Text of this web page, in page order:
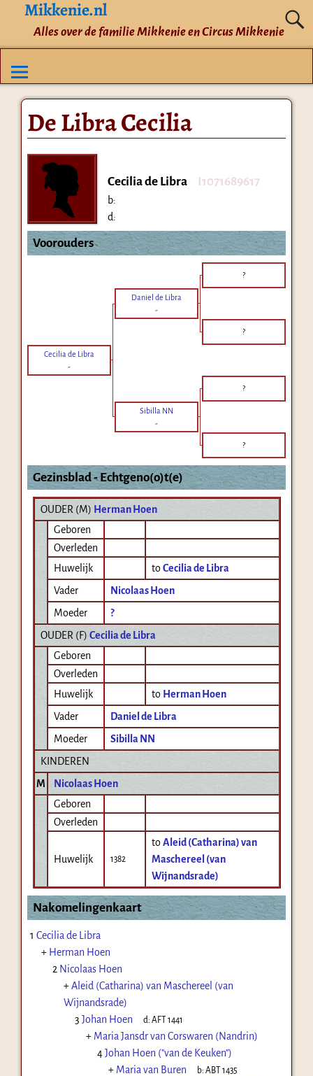
Mikkenie.nl
Alles over de familie Mikkenie en Circus Mikkenie
De Libra Cecilia
Cecilia de Libra I1071689617
b:
d:
Voorouders
?
Daniel de Libra
-
?
Cecilia de Libra
-
?
Sibilla NN
-
?
Gezinsblad - Echtgeno(o)t(e)
OUDER (M) Herman Hoen
Geboren
Overleden
Huwelijk
toCecilia de Libra
Vader
Nicolaas Hoen
Moeder
?
OUDER (F) Cecilia de Libra
Geboren
Overleden
Huwelijk
to Herman Hoen
Vader
Daniel de Libra
Moeder
Sibilla NN
KINDEREN
M
Nicolaas Hoen
Geboren
Overleden
Huwelijk 1382
toAleid (Catharina) van
Maschereel (van
Wijnandsrade)
Nakomelingenkaart
1 Cecilia de Libra
+ Herman Hoen
2 Nicolaas Hoen
+Aleid (Catharina) van Maschereel (van
Wijnandsrade)
3 Johan Hoen d:AFT 1441
+ Maria Jansdr van Corswaren (Nandrin)
4Johan Hoen ("van de Keuken")
+ Maria van Buren b:ABT 1435